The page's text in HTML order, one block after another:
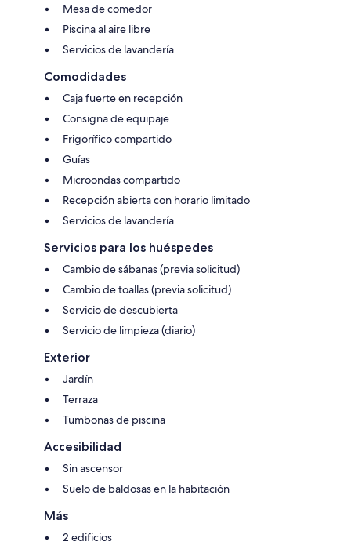
Mesa de comedor
Piscina al aire libre
Servicios de lavandería
Comodidades
Caja fuerte en recepción
Consigna de equipaje
Frigorífico compartido
Guías
Microondas compartido
Recepción abierta con horario limitado
Servicios de lavandería
Servicios para los huéspedes
Cambio de sábanas (previa solicitud)
Cambio de toallas (previa solicitud)
Servicio de descubierta
Servicio de limpieza (diario)
Exterior
Jardín
Terraza
Tumbonas de piscina
Accesibilidad
Sin ascensor
Suelo de baldosas en la habitación
Más
2 edificios